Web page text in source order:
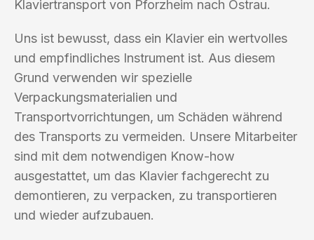
Klaviertransport von Pforzheim nach Ostrau.
Uns ist bewusst, dass ein Klavier ein wertvolles
und empfindliches Instrument ist. Aus diesem
Grund verwenden wir spezielle
Verpackungsmaterialien und
Transportvorrichtungen, um Schäden während
des Transports zu vermeiden. Unsere Mitarbeiter
sind mit dem notwendigen Know-how
ausgestattet, um das Klavier fachgerecht zu
demontieren, zu verpacken, zu transportieren
und wieder aufzubauen.